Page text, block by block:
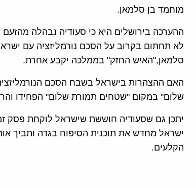
מוחמד בן סלמאן.
ההערכה בירושלים היא כי סעודיה נבהלה
לא תחתום בקרוב על הסכם נורמליזציה עם
סלמאן,"האיש החזק" בממלכה יקבע אחרת.
האם ההצהרות בישראל בשבח הסכם
שלום" במקום "שטחים תמורת שלום" הפחידו
יתכן גם שסעודיה חוששת שישראל לוקחת פסק
ישראל מחדש את תוכנית הסיפוח בגדה ותביך
הקלעים.